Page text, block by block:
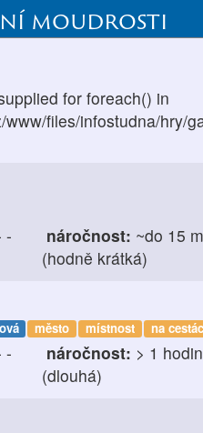
moudrosti
for foreach() in
files/infostudna/hry/
- náročnost: ~do 15
(hodně krátká)
město místnost na
- náročnost: > 1
(dlouhá)